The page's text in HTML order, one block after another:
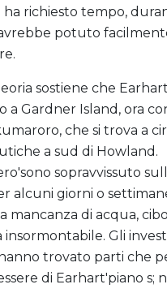
ha richiesto tempo,
potuto
sostiene che
a Gardner Island, ora
che si trova a
a sud di Howland.
sopravvissuto
alcuni giorni o
mancanza di acqua,
insormontabile. Gli
trovato parti che
di Earhart'piano s;